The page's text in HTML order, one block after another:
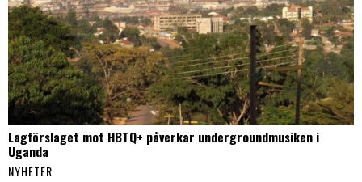
Lagförslaget mot HBTQ+ påverkar undergroundmusiken i
Uganda
NYHETER